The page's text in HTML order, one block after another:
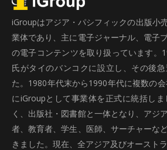
iGroupはアジア・パシフィックの出版小
業体であり、主に電子ジャーナル、電子
の電子コンテンツを取り扱っています。
氏がタイのバンコクに設立し、その後
た。1980年代末から1990年代に複数の
にiGroupとして事業体を正式に統括し
く、出版社・図書館と一体となり、アジ
者、教育者、学生、医師、サーチャーな
きました。現在、全アジア及びオースト